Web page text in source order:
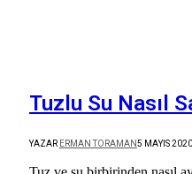
Tuzlu Su Nasıl
YAZAR ERMAN TORAMAN5 MAYIS 2020